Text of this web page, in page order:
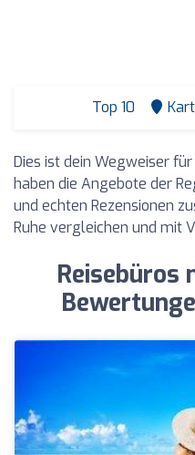
Top 10
Dies ist dein Wegweiser für
haben die Angebote der
und echten Rezensionen
Ruhe vergleichen und mit
Reisebüros